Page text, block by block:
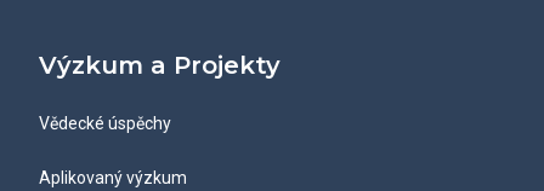
Výzkum a Projekty
Vědecké úspěchy
Aplikovaný výzkum